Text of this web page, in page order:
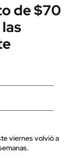
de $70
viernes volvió a